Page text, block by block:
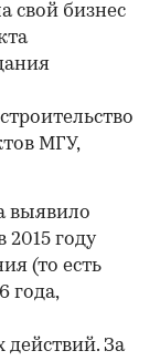
свой бизнес
МГУ,
выявило
2015 году
(то есть
года,
действий. За